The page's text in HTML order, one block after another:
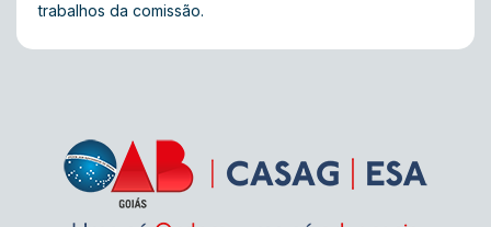
trabalhos da comissão.